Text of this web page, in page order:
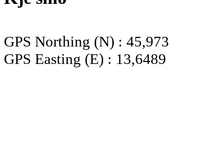
GPS Northing (N) : 45,973
GPS Easting (E) : 13,6489